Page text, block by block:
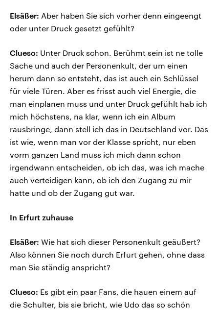
Elsäßer: Aber haben Sie sich vorher denn eingeengt
oder unter Druck gesetzt gefühlt?
Clueso: Unter Druck schon. Berühmt sein ist ne tolle
Sache und auch der Personenkult, der um einen
herum dann so entsteht, das ist auch ein Schlüssel
für viele Türen. Aber es frisst auch viel Energie, die
man einplanen muss und unter Druck gefühlt hab ich
mich höchstens, na klar, wenn ich ein Album
rausbringe, dann stell ich das in Deutschland vor. Das
ist wie, wenn man vor der Klasse spricht, nur eben
vorm ganzen Land muss ich mich dann schon
irgendwann entscheiden, ob ich das, was ich mache
auch verteidigen kann, ob ich den Zugang zu mir
hatte und ob der Zugang gut war.
In Erfurt zuhause
Elsäßer: Wie hat sich dieser Personenkult geäußert?
Also können Sie noch durch Erfurt gehen, ohne dass
man Sie ständig anspricht?
Clueso: Es gibt ein paar Fans, die hauen einem auf
die Schulter, bis sie bricht, wie Udo das so schön